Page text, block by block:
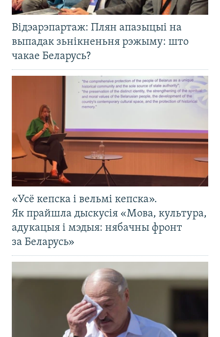
Відэарэпартаж: Плян апазыцыі на
выпадак зьнікненьня рэжыму: што
чакае Беларусь?
«Усё кепска і вельмі кепска».
Як прайшла дыскусія «Мова, культура,
адукацыя і мэдыя: нябачны фронт
за Беларусь»